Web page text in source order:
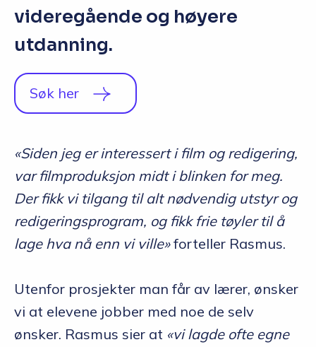
videregående og høyere
utdanning.
Søk her
«Siden jeg er interessert i film og redigering,
var filmproduksjon midt i blinken for meg.
Der fikk vi tilgang til alt nødvendig utstyr og
redigeringsprogram, og fikk frie tøyler til å
lage hva nå enn vi ville»forteller Rasmus.
Utenfor prosjekter man får av lærer, ønsker
vi at elevene jobber med noe de selv
ønsker. Rasmus sier at «vi lagde ofte egne